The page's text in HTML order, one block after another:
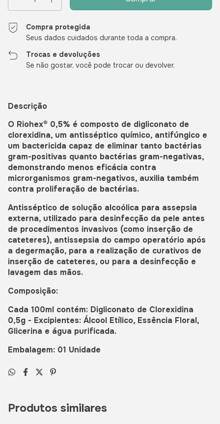
Compra protegida
Seus dados cuidados durante toda a compra.
Trocas e devoluções
Se não gostar, você pode trocar ou devolver.
Descrição
O Riohex® 0,5% é composto de digliconato de
clorexidina, um antisséptico químico, antifúngico e
um bactericida capaz de eliminar tanto bactérias
gram-positivas quanto bactérias gram-negativas,
demonstrando menos eficácia contra
microrganismos gram-negativos, auxilia também
contra proliferação de bactérias.
Antisséptico de solução alcoólica para assepsia
externa, utilizado para desinfecção da pele antes
de procedimentos invasivos (como inserção de
cateteres), antissepsia do campo operatório após
a degermação, para a realização de curativos de
inserção de cateteres, ou para a desinfecção e
lavagem das mãos.
Composição:
Cada 100ml contém: Digliconato de Clorexidina
0,5g - Excipientes: Álcool Etílico, Essência Floral,
Glicerina e água purificada.
Embalagem: 01 Unidade
Produtos similares